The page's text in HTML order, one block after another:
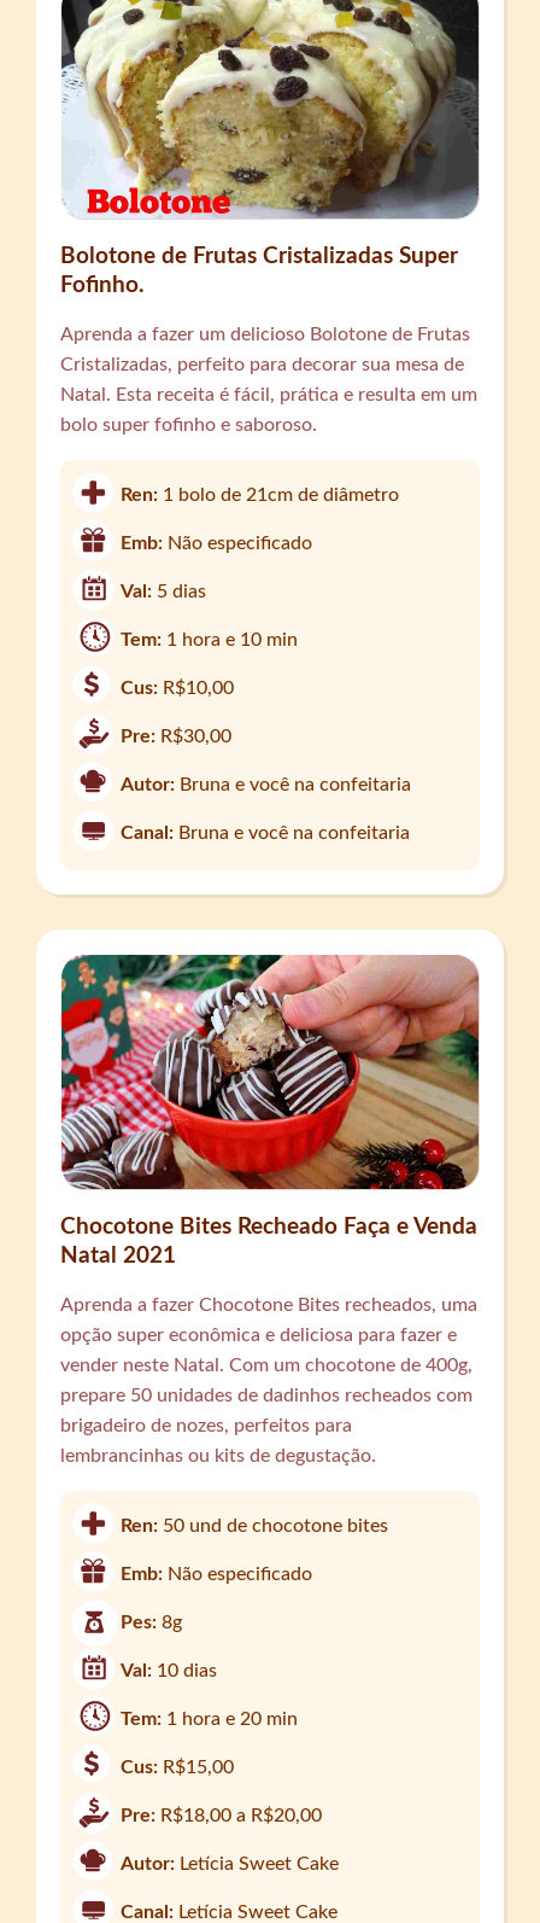
Bolotone de Frutas Cristalizadas Super
Fofinho.
Aprenda a fazer um delicioso Bolotone de Frutas
Cristalizadas, perfeito para decorar sua mesa de
Natal. Esta receita é fácil, prática e resulta em um
bolo super fofinho e saboroso.
Ren: 1 bolo de 21cm de diâmetro
Emb: Não especificado
Val: 5 dias
Tem: 1 hora e 10 min
Cus: R$10,00
Pre: R$30,00
Autor: Bruna e você na confeitaria
Canal: Bruna e você na confeitaria
Chocotone Bites Recheado Faça e Venda
Natal 2021
Aprenda a fazer Chocotone Bites recheados, uma
opção super econômica e deliciosa para fazer e
vender neste Natal. Com um chocotone de 400g,
prepare 50 unidades de dadinhos recheados com
brigadeiro de nozes, perfeitos para
lembrancinhas ou kits de degustação.
Ren: 50 und de chocotone bites
Emb: Não especificado
Pes:8g
Val: 10 dias
Tem: 1 hora e 20 min
Cus: R$15,00
Pre: R$18,00 a R$20,00
Autor: Letícia Sweet Cake
Canal: Letícia Sweet Cake